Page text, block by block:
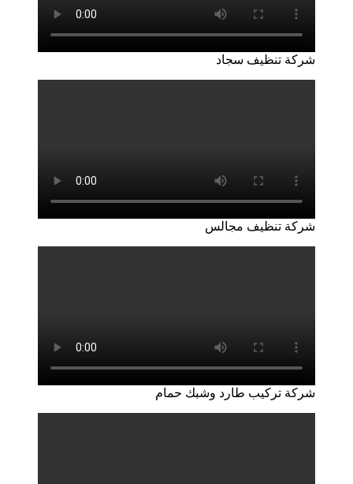
شركة تنظيف سجاد
شركة تنظيف مجالس
شركة تركيب طارد وشبك حمام